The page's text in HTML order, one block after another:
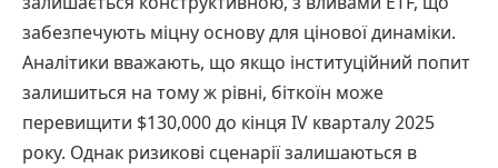
забезпечують міцну основу для цінової динаміки.
Аналітики вважають, що якщо інституційний попит
залишиться на тому ж рівні, біткоїн може
перевищити $130,000 до кінця IV кварталу 2025
року. Однак ризикові сценарії залишаються в